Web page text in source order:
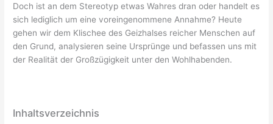
Doch ist an dem Stereotyp etwas Wahres dran oder handelt es
sich lediglich um eine voreingenommene Annahme? Heute
gehen wir dem Klischee des Geizhalses reicher Menschen auf
den Grund, analysieren seine Ursprünge und befassen uns mit
der Realität der Großzügigkeit unter den Wohlhabenden.
Inhaltsverzeichnis